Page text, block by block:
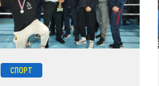
СПОРТ